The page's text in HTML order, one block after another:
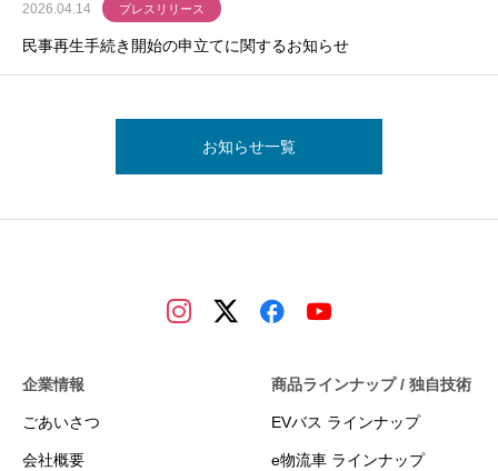
2026.04.14 プレスリリース
民事再生手続き開始の申立てに関するお知らせ
お知らせ一覧
企業情報
ごあいさつ
会社概要
商品ラインナップ / 独自技術
EVバス ラインナップ
e物流車 ラインナップ